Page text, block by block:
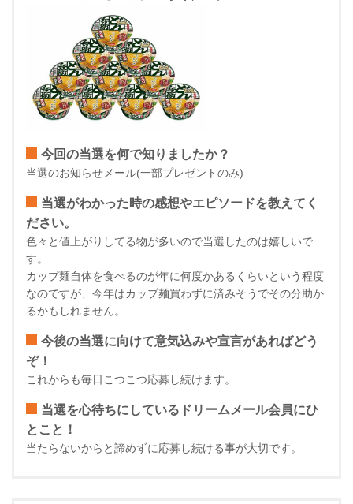
今回の当選を何で知りましたか？
当選のお知らせメール(一部プレゼントのみ)
当選がわかった時の感想やエピソードを教えてく
ださい。
色々と値上がりしてる物が多いので当選したのは嬉しいで
す。
カップ麺自体を食べるのが年に何度かあるくらいという程度
なのですが、今年はカップ麺買わずに済みそうでその分助か
るかもしれません。
今後の当選に向けて意気込みや宣言があればどう
ぞ！
これからも毎日こつこつ応募し続けます。
当選を心待ちにしているドリームメール会員にひ
とこと！
当たらないからと諦めずに応募し続ける事が大切です。